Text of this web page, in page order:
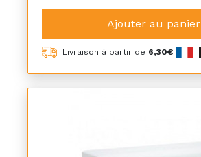
Ajouter au panier
Livraison à partir de 6,30€